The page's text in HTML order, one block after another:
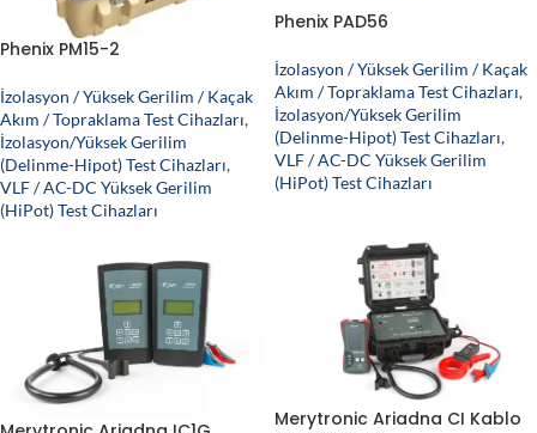
Phenix PM15-2
İzolasyon / Yüksek Gerilim / Kaçak
Akım / Topraklama Test Cihazları,
İzolasyon/Yüksek Gerilim
(Delinme-Hipot) Test Cihazları,
VLF / AC-DC Yüksek Gerilim
(HiPot) Test Cihazları
Phenix PAD56
İzolasyon / Yüksek Gerilim / Kaçak
Akım / Topraklama Test Cihazları,
İzolasyon/Yüksek Gerilim
(Delinme-Hipot) Test Cihazları,
VLF / AC-DC Yüksek Gerilim
(HiPot) Test Cihazları
Merytronic Ariadna CI Kablo